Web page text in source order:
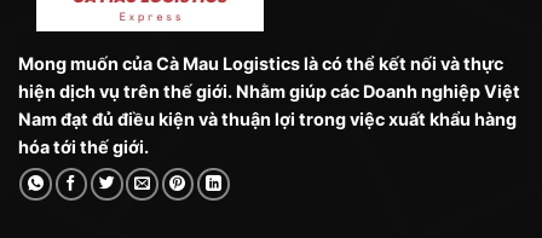
Mong muốn của Cà Mau Logistics là có thể kết nối và thực
hiện dịch vụ trên thế giới. Nhằm giúp các Doanh nghiệp Việt
Nam đạt đủ điều kiện và thuận lợi trong việc xuất khẩu hàng
hóa tới thế giới.